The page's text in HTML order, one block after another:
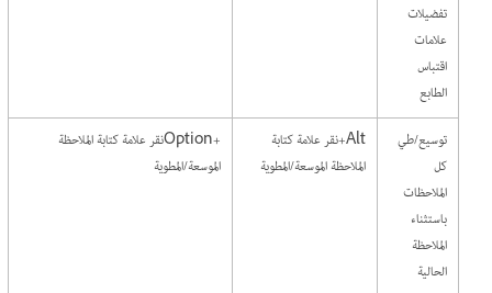
تفضيلات
توسيع/طي
الملاحظات
باستثناء
الملاحظة
Alt+نقر علامة كتابة
الملاحظة الموسعة/المطوية
+Optionنقر علامة كتابة الملاحظة
الموسعة/المطوية